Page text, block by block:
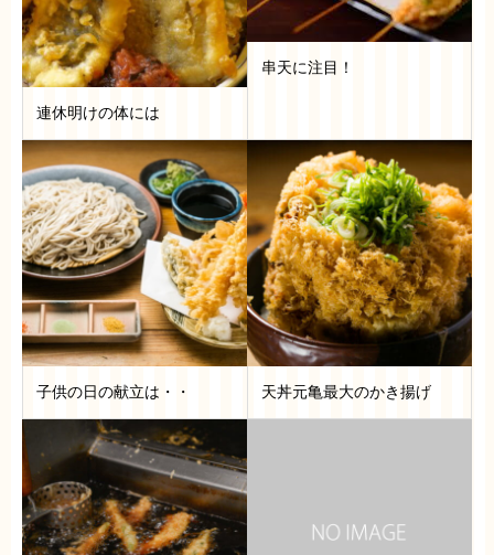
連休明けの体には
串天に注目！
子供の日の献立は・・ 天丼元亀最大のかき揚げ